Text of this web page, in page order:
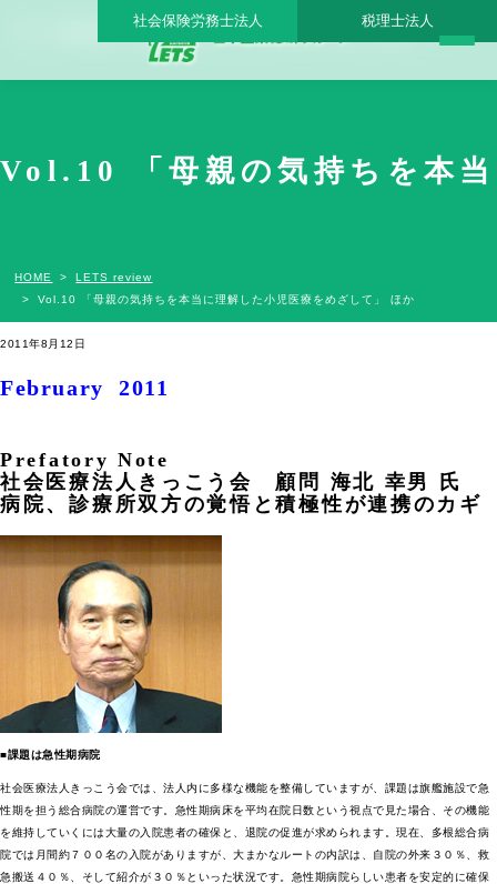
Vol.10 「母親の気持ちを本当に理解した小児医療をめざして」 ほか - 日本医業総研グ
社会保険労務士法人 税理士法人
Vol.10 「母親の気持ちを本
HOME
LETS review
Vol.10 「母親の気持ちを本当に理解した小児医療をめざして」 ほか
2011年8月12日
February 2011
Prefatory Note
社会医療法人きっこう会 顧問 海北 幸男 氏
病院、診療所双方の覚悟と積極性が連携のカギ
■課題は急性期病院
社会医療法人きっこう会では、法人内に多様な機能を整備していますが、課題は旗艦施設で急
性期を担う総合病院の運営です。急性期病床を平均在院日数という視点で見た場合、その機能
を維持していくには大量の入院患者の確保と、退院の促進が求められます。現在、多根総合病
院では月間約７００名の入院がありますが、大まかなルートの内訳は、自院の外来３０％、救
急搬送４０％、そして紹介が３０％といった状況です。急性期病院らしい患者を安定的に確保